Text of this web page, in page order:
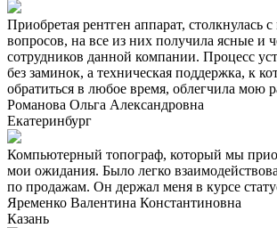
Приобретая рентген аппарат, столкнулась
вопросов, на все из них получила ясные и
сотрудников данной компании. Процесс
без заминок, а техническая поддержка, к
обратиться в любое время, облегчила мою
Романова Ольга Александровна
Екатеринбург
Компьютерный топограф, который мы
мои ожидания. Было легко
по продажам. Он держал меня в курсе
Яременко Валентина Константиновна
Казань